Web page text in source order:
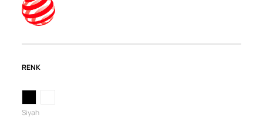
RENK
Siyah